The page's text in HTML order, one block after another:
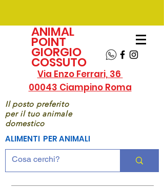
ANIMAL
POINT
GIORGIO
COSSUTO
Via Enzo Ferrari, 36
00043 Ciampino Roma
Il posto preferito
per il tuo animale
domestico
ALIMENTI PER ANIMALI